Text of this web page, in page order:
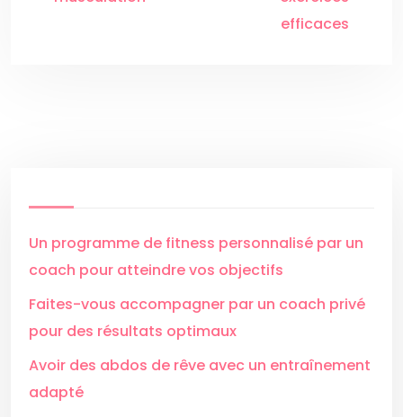
efficaces
Un programme de fitness personnalisé par un
coach pour atteindre vos objectifs
Faites-vous accompagner par un coach privé
pour des résultats optimaux
Avoir des abdos de rêve avec un entraînement
adapté